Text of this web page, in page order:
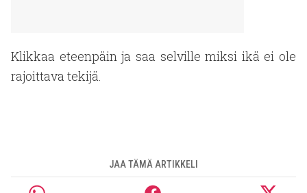
Klikkaa eteenpäin ja saa selville miksi ikä ei ole
rajoittava tekijä.
JAA TÄMÄ ARTIKKELI